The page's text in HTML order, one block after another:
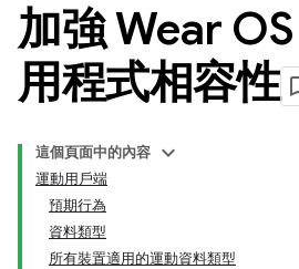
加強 Wear
用程式相容性
這個頁面中的內容
運動用戶端
預期行為
資料類型
所有裝置適用的運動資料類型